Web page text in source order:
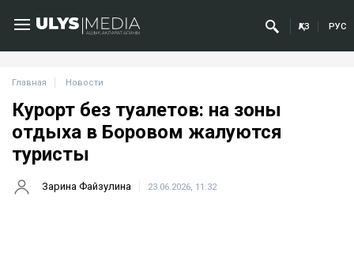
ҚАЗ РУС
Главная Новости
Курорт без туалетов: на зоны
отдыха в Боровом жалуются
туристы
Зарина Файзулина 23.06.2026, 11:32